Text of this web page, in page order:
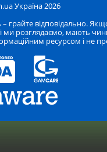
Україна 2026
– грайте відповідально.
ми розглядаємо, мають
ресурсом і не